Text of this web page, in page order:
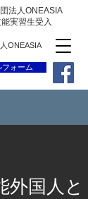
法人ONEASIA
実習生受入
ONEASIA
フォーム
外国人と